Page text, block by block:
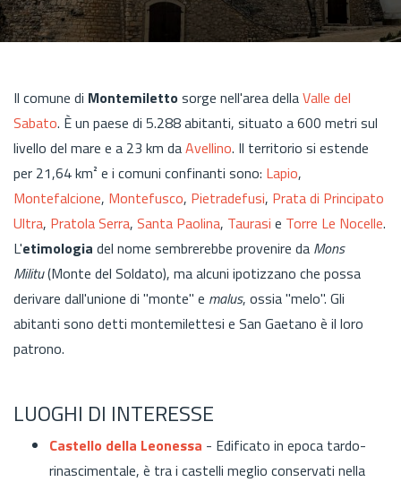
Il comune di Montemilettosorge nell'area dellaValle del
Sabato. È un paese di 5.288 abitanti, situato a 600 metri sul
livello del mare e a 23 km daAvellino. Il territorio si estende
per 21,64 km² e i comuni confinanti sono: Lapio,
Montefalcione, Montefusco, Pietradefusi, Prata di Principato
Ultra, Pratola Serra, Santa Paolina, Taurasi e Torre Le Nocelle.
L'etimologia del nome sembrerebbe provenire da Mons
Militu(Monte del Soldato), ma alcuni ipotizzano che possa
derivare dall'unione di "monte" e malus, ossia "melo". Gli
abitanti sono detti montemilettesi e San Gaetano è il loro
patrono.
LUOGHI DI INTERESSE
Castello della Leonessa - Edificato in epoca tardo-
rinascimentale, è tra i castelli meglio conservati nella